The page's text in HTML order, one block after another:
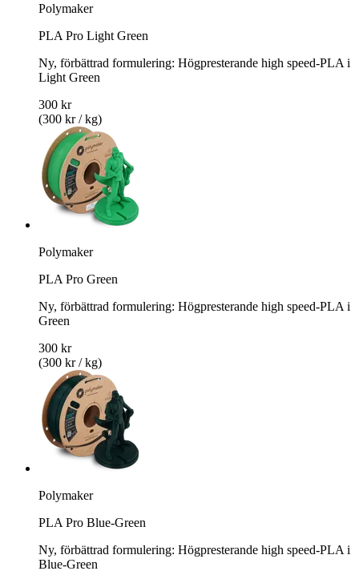
Polymaker
PLA Pro Light Green
Ny, förbättrad formulering: Högpresterande high speed-PLA i
Light Green
300 kr
(300 kr / kg)
Polymaker
PLA Pro Green
Ny, förbättrad formulering: Högpresterande high speed-PLA i
Green
300 kr
(300 kr / kg)
Polymaker
PLA Pro Blue-Green
Ny, förbättrad formulering: Högpresterande high speed-PLA i
Blue-Green